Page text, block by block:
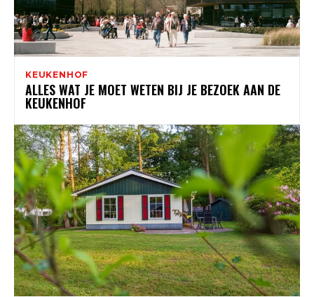
KEUKENHOF
ALLES WAT JE MOET WETEN BIJ JE BEZOEK AAN DE
KEUKENHOF